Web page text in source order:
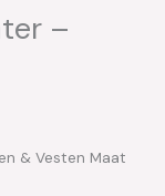
–
& Vesten Maat